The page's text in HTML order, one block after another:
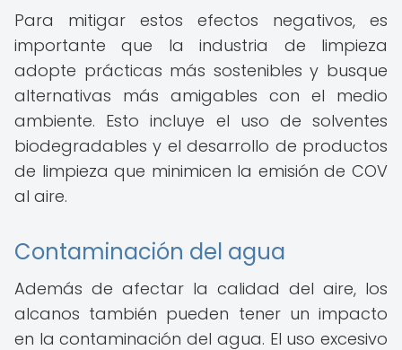
Para mitigar estos efectos negativos, es
importante que la industria de limpieza
adopte prácticas más sostenibles y busque
alternativas más amigables con el medio
ambiente. Esto incluye el uso de solventes
biodegradables y el desarrollo de productos
de limpieza que minimicen la emisión de COV
al aire.
Contaminación del agua
Además de afectar la calidad del aire, los
alcanos también pueden tener un impacto
en la contaminación del agua. El uso excesivo